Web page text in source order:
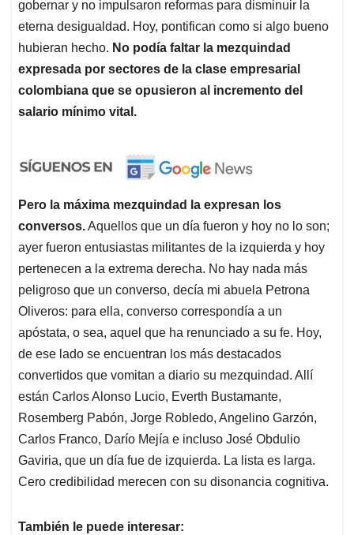
gobernar y no impulsaron reformas para disminuir la
eterna desigualdad. Hoy, pontifican como si algo bueno
hubieran hecho. No podía faltar la mezquindad
expresada por sectores de la clase empresarial
colombiana que se opusieron al incremento del
salario mínimo vital.
Pero la máxima mezquindad la expresan los
conversos.Aquellos que un día fueron y hoy no lo son;
ayer fueron entusiastas militantes de la izquierda y hoy
pertenecen a la extrema derecha. No hay nada más
peligroso que un converso, decía mi abuela Petrona
Oliveros: para ella, converso correspondía a un
apóstata, o sea, aquel que ha renunciado a su fe. Hoy,
de ese lado se encuentran los más destacados
convertidos que vomitan a diario su mezquindad. Allí
están Carlos Alonso Lucio, Everth Bustamante,
Rosemberg Pabón, Jorge Robledo, Angelino Garzón,
Carlos Franco, Darío Mejía e incluso José Obdulio
Gaviria, que un día fue de izquierda. La lista es larga.
Cero credibilidad merecen con su disonancia cognitiva.
También le puede interesar: